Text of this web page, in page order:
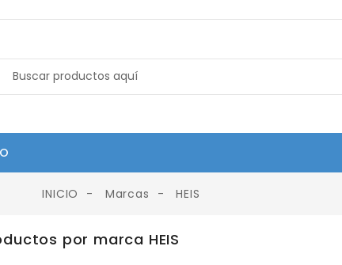
INICIO Marcas HEIS
por marca HEIS